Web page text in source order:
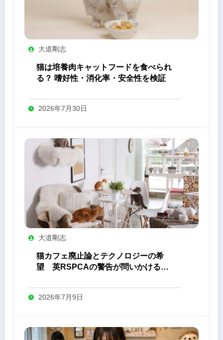
大道剛志
猫は培養肉キャットフードを食べられ
る？ 嗜好性・消化率・安全性を検証
2026年7月30日
大道剛志
猫カフェ廃止論とテクノロジーの希
望 英RSPCAの警告が問いかける
2026年7月9日